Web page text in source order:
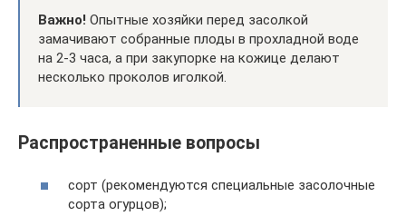
Важно! Опытные хозяйки перед засолкой
замачивают собранные плоды в прохладной воде
на 2-3 часа, а при закупорке на кожице делают
несколько проколов иголкой.
Распространенные вопросы
сорт (рекомендуются специальные засолочные
сорта огурцов);